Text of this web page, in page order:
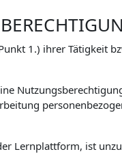
1.) ihrer Tätigkeit
Lernplattform, ist